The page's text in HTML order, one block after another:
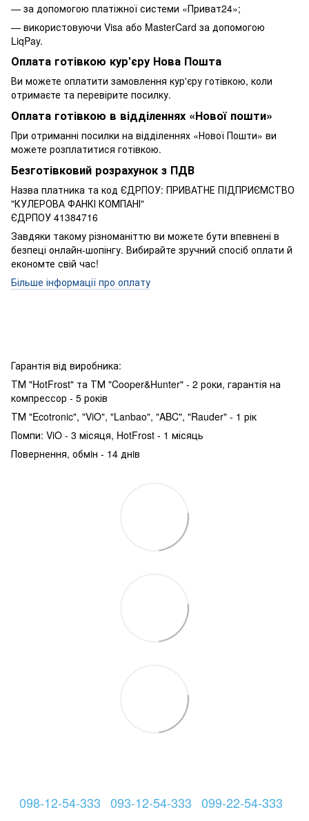
— за допомогою платіжної системи «Приват24»;
— використовуючи Visa або MasterCard за допомогою
LiqPay.
Оплата готівкою кур'єру Нова Пошта
Ви можете оплатити замовлення кур'єру готівкою, коли
отримаєте та перевірите посилку.
Оплата готівкою в відділеннях «Нової пошти»
При отриманні посилки на відділеннях «Нової Пошти» ви
можете розплатитися готівкою.
Безготівковий розрахунок з ПДВ
Назва платника та код ЄДРПОУ: ПРИВАТНЕ ПIДПРИЄМСТВО
"КУЛЕРОВА ФАНКІ КОМПАНІ"
ЄДРПОУ 41384716
Завдяки такому різноманіттю ви можете бути впевнені в
безпеці онлайн-шопінгу. Вибирайте зручний спосіб оплати й
економте свій час!
Більше інформації про оплату
Гарантія від виробника:
ТМ "HotFrost" та ТМ "Cooper&Hunter" - 2 роки, гарантія на
компрессор - 5 років
ТМ "Ecotronic", "ViO", "Lanbao", "ABC", "Rauder" - 1 рік
Помпи: ViO - 3 місяця, HotFrost - 1 місяць
Повернення, обмiн - 14 днiв
098-12-54-333 093-12-54-333 099-22-54-333